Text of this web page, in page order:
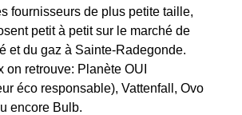
fournisseurs de plus petite taille,
petit à petit sur le marché de
et du gaz à Sainte-Radegonde.
on retrouve: Planète OUI
éco responsable), Vattenfall, Ovo
encore Bulb.